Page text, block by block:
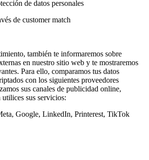
de datos personales
de customer match
también te informaremos sobre
en nuestro sitio web y te mostraremos
Para ello, comparamos tus datos
con los siguientes proveedores
sus canales de publicidad online,
utilices sus servicios:
Google, LinkedIn, Printerest, TikTok